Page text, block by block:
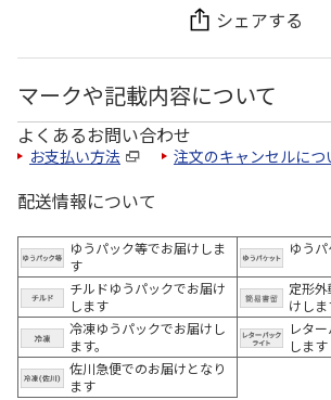
シェアする
マークや記載内容について
よくあるお問い合わせ
お支払い方法 注文のキャンセルにつ
配送情報について
ゆうパック等でお届けしま
す
ゆう
チルドゆうパックでお届け
します
定形
けしま
冷凍ゆうパックでお届けし
ます。
レタ
します
佐川急便でのお届けとなり
ます